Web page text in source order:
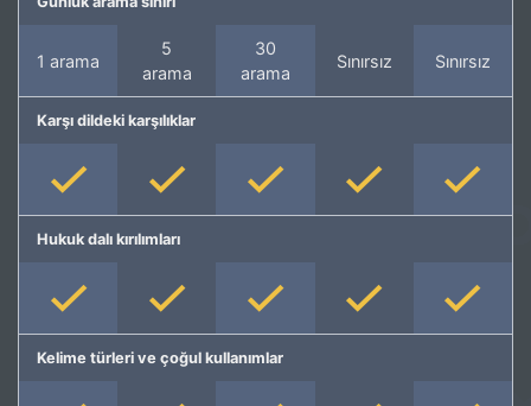
1 arama
5
arama
30
arama
Sınırsız Sınırsız
Karşı dildeki karşılıklar
Hukuk dalı kırılımları
Kelime türleri ve çoğul kullanımlar